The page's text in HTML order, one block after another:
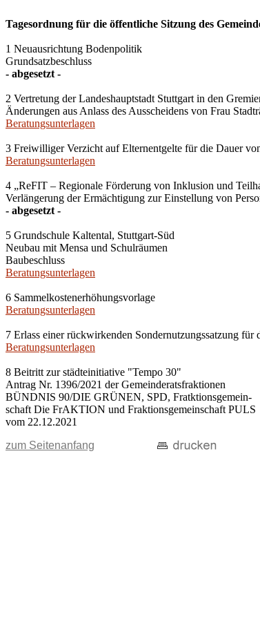
Tagesordnung für die öffentliche Sitzung des
1 Neuausrichtung Bodenpolitik
Grundsatzbeschluss
- abgesetzt -
2 Vertretung der Landeshauptstadt Stuttgart in den
Änderungen aus Anlass des Ausscheidens von Frau
Beratungsunterlagen
3 Freiwilliger Verzicht auf Elternentgelte für die Dauer
Beratungsunterlagen
4 „ReFIT – Regionale Förderung von Inklusion und
Verlängerung der Ermächtigung zur Einstellung von
- abgesetzt -
5 Grundschule Kaltental, Stuttgart-Süd
Neubau mit Mensa und Schulräumen
Baubeschluss
Beratungsunterlagen
6 Sammelkostenerhöhungsvorlage
Beratungsunterlagen
7 Erlass einer rückwirkenden Sondernutzungssatzung
Beratungsunterlagen
8 Beitritt zur städteinitiative "Tempo 30"
Antrag Nr. 1396/2021 der Gemeinderatsfraktionen
BÜNDNIS 90/DIE GRÜNEN, SPD, Fratktionsgemein-
schaft Die FrAKTION und Fraktionsgemeinschaft PULS
vom 22.12.2021
zum Seitenanfang